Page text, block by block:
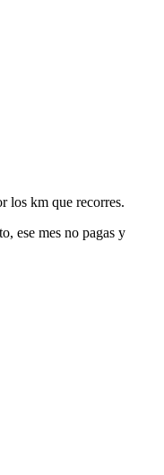
los km que recorres.
ese mes no pagas y